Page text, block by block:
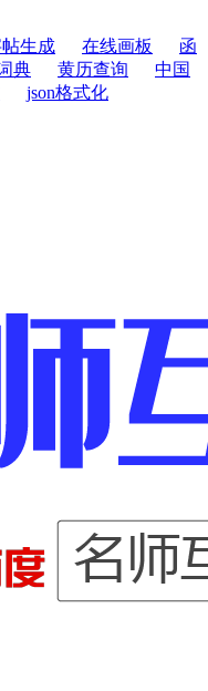
生成 在线画板
函
典 黄历查询
中国
json格式化